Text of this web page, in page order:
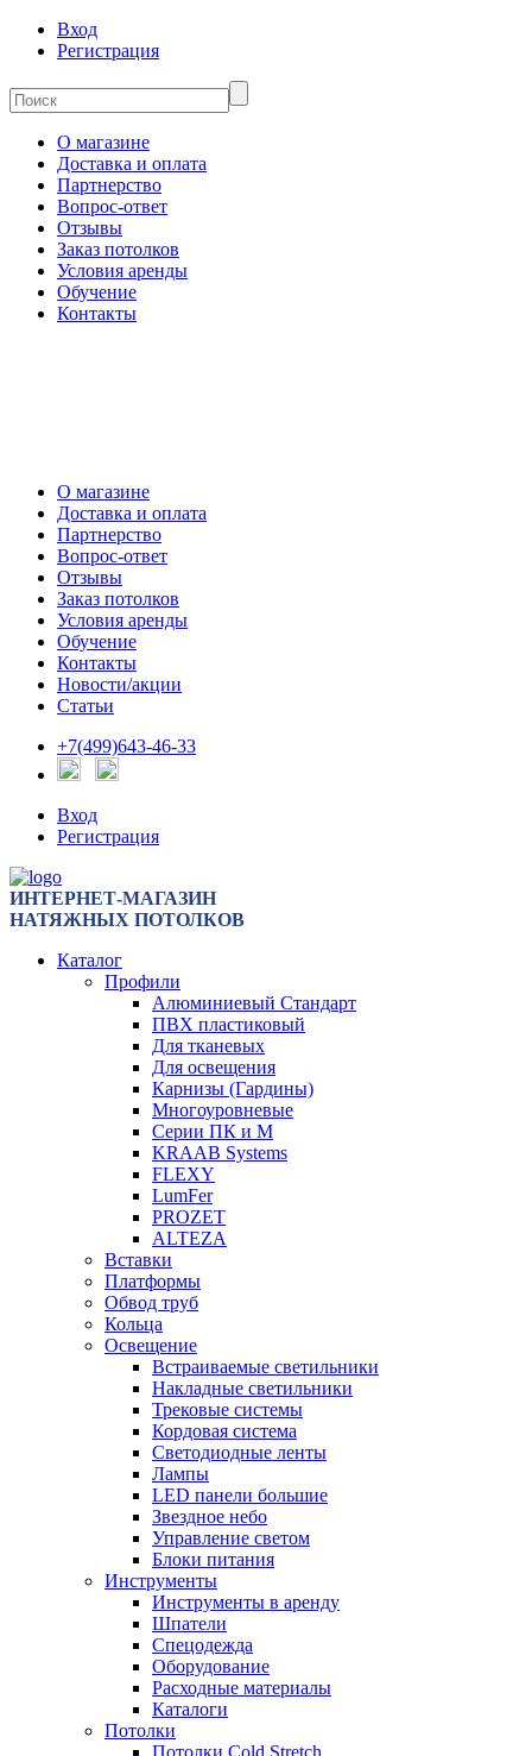
Вход
Регистрация
О магазине
Доставка и оплата
Партнерство
Вопрос-ответ
Отзывы
Заказ потолков
Условия аренды
Обучение
Контакты
О магазине
Доставка и оплата
Партнерство
Вопрос-ответ
Отзывы
Заказ потолков
Условия аренды
Обучение
Контакты
Новости/акции
Статьи
+7(499)643-46-33
Вход
Регистрация
ИНТЕРНЕТ-МАГАЗИН
НАТЯЖНЫХ ПОТОЛКОВ
Каталог
Профили
Алюминиевый Стандарт
ПВХ пластиковый
Для тканевых
Для освещения
Карнизы (Гардины)
Многоуровневые
Серии ПК и М
KRAAB Systems
FLEXY
LumFer
PROZET
ALTEZA
Вставки
Платформы
Обвод труб
Кольца
Освещение
Встраиваемые светильники
Накладные светильники
Трековые системы
Кордовая система
Светодиодные ленты
Лампы
LED панели большие
Звездное небо
Управление светом
Блоки питания
Инструменты
Инструменты в аренду
Шпатели
Спецодежда
Оборудование
Расходные материалы
Каталоги
Потолки
Потолки Cold Stretch